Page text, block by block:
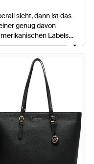
sieht, dann ist das
genug davon
Labels
Alba, Blake Lively
Fächern und
diese Tragetaschen
Fan werden lassen.